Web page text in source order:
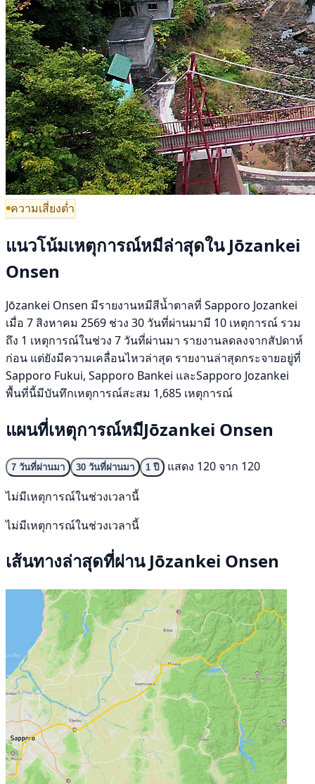
ความเสี่ยงต่ำ
แนวโน้มเหตุการณ์หมีล่าสุดใน Jōzankei
Onsen
Jōzankei Onsen มีรายงานหมีสีน้ำตาลที่ Sapporo Jozankei
เมื่อ 7 สิงหาคม 2569 ช่วง 30 วันที่ผ่านมามี 10 เหตุการณ์ รวม
ถึง 1 เหตุการณ์ในช่วง 7 วันที่ผ่านมา รายงานลดลงจากสัปดาห์
ก่อน แต่ยังมีความเคลื่อนไหวล่าสุด รายงานล่าสุดกระจายอยู่ที่
Sapporo Fukui, Sapporo Bankei และSapporo Jozankei
พื้นที่นี้มีบันทึกเหตุการณ์สะสม 1,685 เหตุการณ์
แผนที่เหตุการณ์หมีJōzankei Onsen
7 วันที่ผ่านมา 30 วันที่ผ่านมา 1 ปี
แสดง 120 จาก 120
ไม่มีเหตุการณ์ในช่วงเวลานี้
ไม่มีเหตุการณ์ในช่วงเวลานี้
เส้นทางล่าสุดที่ผ่าน Jōzankei Onsen